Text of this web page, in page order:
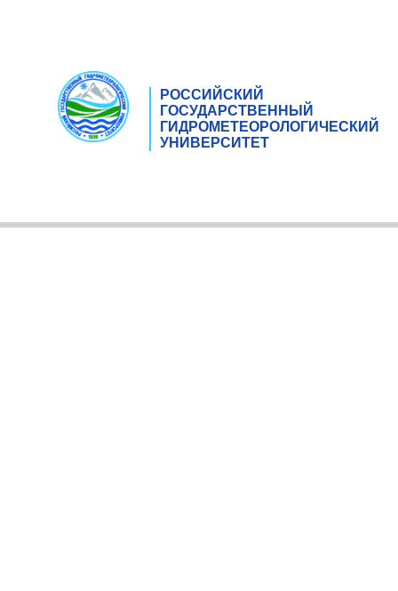
РОССИЙСКИЙ
ГОСУДАРСТВЕННЫЙ
ГИДРОМЕТЕОРОЛОГИЧЕСКИЙ
УНИВЕРСИТЕТ